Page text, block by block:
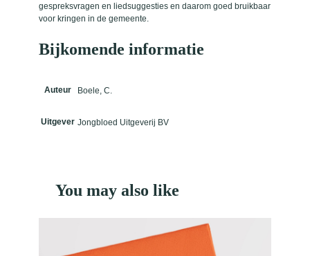
gespreksvragen en liedsuggesties en daarom goed bruikbaar
voor kringen in de gemeente.
Bijkomende informatie
Auteur Boele, C.
Uitgever Jongbloed Uitgeverij BV
You may also like